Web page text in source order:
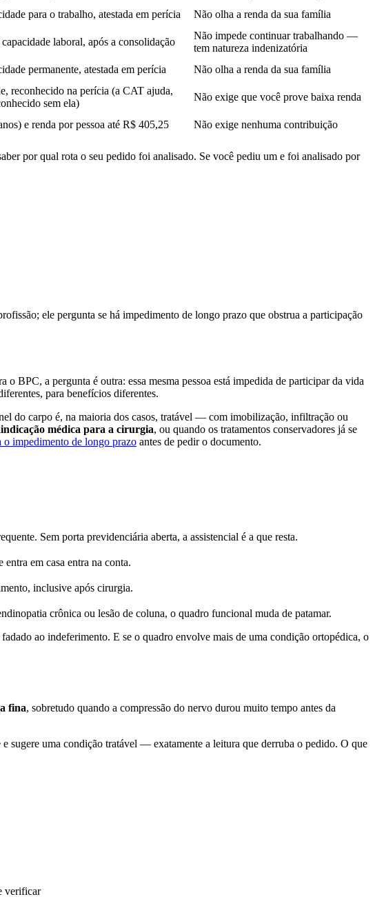
para o trabalho, atestada em perícia
Não olha a renda da sua família
laboral, após a consolidação
Não impede continuar trabalhando —
tem natureza indenizatória
permanente, atestada em perícia
Não olha a renda da sua família
reconhecido na perícia (a CAT ajuda,
sem ela)
Não exige que você prove baixa renda
e renda por pessoa até R$ 405,25 Não exige nenhuma contribuição
por qual rota o seu pedido foi analisado. Se você pediu um e foi analisado por
ele pergunta se há impedimento de longo prazo que obstrua a participação
BPC, a pergunta é outra: essa mesma pessoa está impedida de participar da vida
para benefícios diferentes.
do carpo é, na maioria dos casos, tratável — com imobilização, infiltração ou
médica para a cirurgia, ou quando os tratamentos conservadores já se
o impedimento de longo prazo antes de pedir o documento.
Sem porta previdenciária aberta, a assistencial é a que resta.
em casa entra na conta.
inclusive após cirurgia.
crônica ou lesão de coluna, o quadro funcional muda de patamar.
ao indeferimento. E se o quadro envolve mais de uma condição ortopédica, o
fina, sobretudo quando a compressão do nervo durou muito tempo antes da
sugere uma condição tratável — exatamente a leitura que derruba o pedido. O que
verificar